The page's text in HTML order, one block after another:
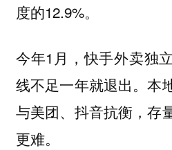
度的12.9%。
今年1月，快手外卖独
线不足一年就退出。本
与美团、抖音抗衡，存
更难。